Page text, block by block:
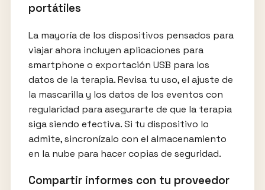
portátiles
La mayoría de los dispositivos pensados para
viajar ahora incluyen aplicaciones para
smartphone o exportación USB para los
datos de la terapia. Revisa tu uso, el ajuste de
la mascarilla y los datos de los eventos con
regularidad para asegurarte de que la terapia
siga siendo efectiva. Si tu dispositivo lo
admite, sincronízalo con el almacenamiento
en la nube para hacer copias de seguridad.
Compartir informes con tu proveedor